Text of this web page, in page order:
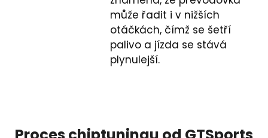
může řadit i v nižších
otáčkách, čímž se šetří
palivo a jízda se stává
plynulejší.